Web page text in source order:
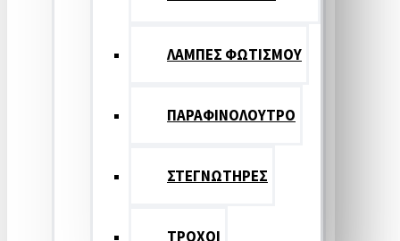
ΛΑΜΠΕΣ ΦΩΤΙΣΜΟΥ
ΠΑΡΑΦΙΝΟΛΟΥΤΡΟ
ΣΤΕΓΝΩΤΗΡΕΣ
ΤΡΟΧΟΙ